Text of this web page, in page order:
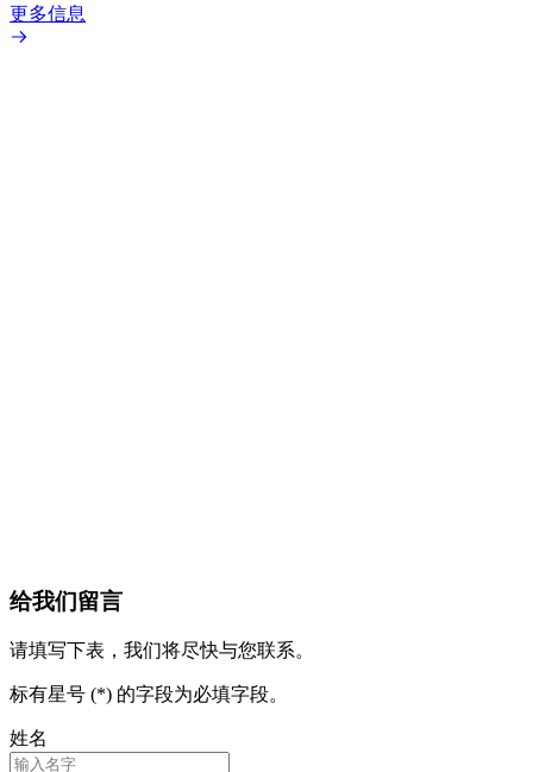
更多信息
给我们留言
请填写下表，我们将尽快与您联系。
标有星号 (*) 的字段为必填字段。
姓名